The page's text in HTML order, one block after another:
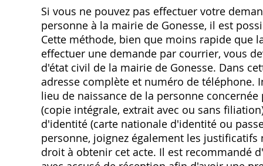
Si vous ne pouvez pas effectuer votre
personne à la mairie de Gonesse, il est
Cette méthode, bien que moins rapide que
effectuer une demande par courrier, vous
d'état civil de la mairie de Gonesse. Dans
adresse complète et numéro de téléphone.
lieu de naissance de la personne
(copie intégrale, extrait avec ou sans
d'identité (carte nationale d'identité ou
personne, joignez également les
droit à obtenir cet acte. Il est recommandé